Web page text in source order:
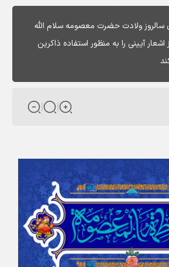
ولادت حضرت معصومه سلام الله
آیینی را به منظور استفاده ذاکرین